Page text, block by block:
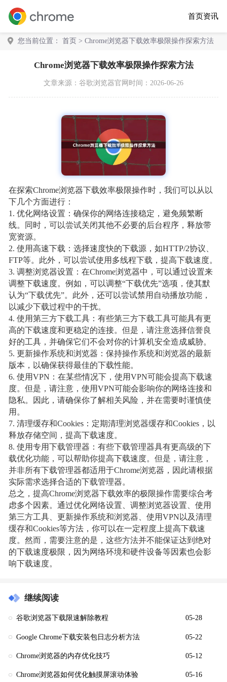
首页资讯
您当前位置： 首页 > Chrome浏览器下载效率极限操作探索方法
Chrome浏览器下载效率极限操作探索方法
文章来源： 谷歌浏览器官网 时间：2026-06-26
在探索Chrome浏览器下载效率极限操作时，我们可以从以
下几个方面进行：
1. 优化网络设置：确保你的网络连接稳定，避免频繁断
线。同时，可以尝试关闭其他不必要的后台程序，释放带
宽资源。
2. 使用高速下载：选择速度快的下载源，如HTTP/2协议、
FTP等。此外，可以尝试使用多线程下载，提高下载速度。
3. 调整浏览器设置：在Chrome浏览器中，可以通过设置来
调整下载速度。例如，可以调整“下载优先”选项，使其默
认为“下载优先”。此外，还可以尝试禁用自动播放功能，
以减少下载过程中的干扰。
4. 使用第三方下载工具：有些第三方下载工具可能具有更
高的下载速度和更稳定的连接。但是，请注意选择信誉良
好的工具，并确保它们不会对你的计算机安全造成威胁。
5. 更新操作系统和浏览器：保持操作系统和浏览器的最新
版本，以确保获得最佳的下载性能。
6. 使用VPN：在某些情况下，使用VPN可能会提高下载速
度。但是，请注意，使用VPN可能会影响你的网络连接和
隐私。因此，请确保你了解相关风险，并在需要时谨慎使
用。
7. 清理缓存和Cookies：定期清理浏览器缓存和Cookies，以
释放存储空间，提高下载速度。
8. 使用专用下载管理器：有些下载管理器具有更高级的下
载优化功能，可以帮助你提高下载速度。但是，请注意，
并非所有下载管理器都适用于Chrome浏览器，因此请根据
实际需求选择合适的下载管理器。
总之，提高Chrome浏览器下载效率的极限操作需要综合考
虑多个因素。通过优化网络设置、调整浏览器设置、使用
第三方工具、更新操作系统和浏览器、使用VPN以及清理
缓存和Cookies等方法，你可以在一定程度上提高下载速
度。然而，需要注意的是，这些方法并不能保证达到绝对
的下载速度极限，因为网络环境和硬件设备等因素也会影
响下载速度。
继续阅读
谷歌浏览器下载限速解除教程 05-28
Google Chrome下载安装包日志分析方法 05-22
Chrome浏览器的内存优化技巧 05-12
Chrome浏览器如何优化触摸屏滚动体验 05-16